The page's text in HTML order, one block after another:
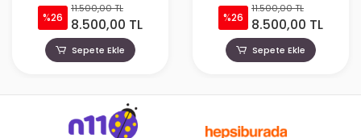
%26
11.500,00 TL
8.500,00 TL
Sepete Ekle
%26
11.500,00 TL
8.500,00 TL
Sepete Ekle